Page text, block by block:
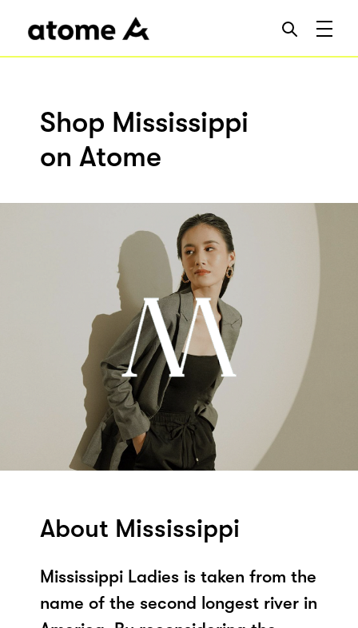
Shop Mississippi
on Atome
About Mississippi
Mississippi Ladies is taken from the
name of the second longest river in